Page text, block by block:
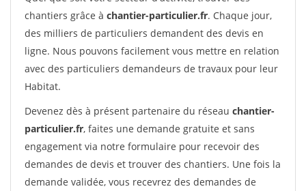
chantiers grâce à chantier-particulier.fr. Chaque jour,
des milliers de particuliers demandent des devis en
ligne. Nous pouvons facilement vous mettre en relation
avec des particuliers demandeurs de travaux pour leur
Habitat.
Devenez dès à présent partenaire du réseau chantier-
particulier.fr, faites une demande gratuite et sans
engagement via notre formulaire pour recevoir des
demandes de devis et trouver des chantiers. Une fois la
demande validée, vous recevrez des demandes de